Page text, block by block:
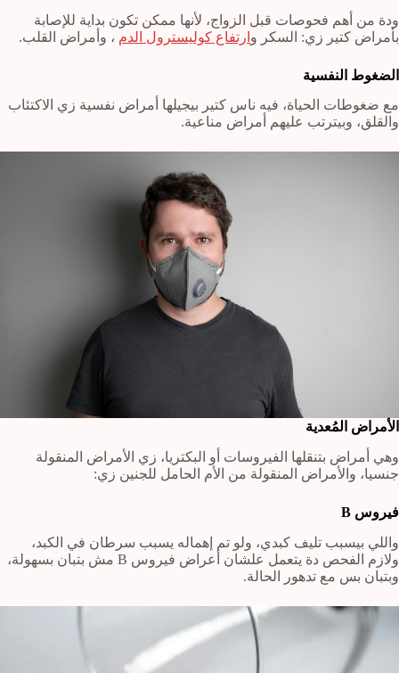
ودة من أهم فحوصات قبل الزواج، لأنها ممكن تكون بداية للإصابة
بأمراض كتير زي: السكر و ارتفاع كوليسترول الدم ، وأمراض القلب.
الضغوط النفسية
مع ضغوطات الحياة، فيه ناس كتير بيجيلها أمراض نفسية زي الاكتئاب
والقلق، وبيترتب عليهم أمراض مناعية.
الأمراض المُعدية
وهي أمراض بتنقلها الفيروسات أو البكتريا، زي الأمراض المنقولة
جنسيا، والأمراض المنقولة من الأم الحامل للجنين زي:
فيروس B
واللي بيسبب تليف كبدي، ولو تم إهماله يسبب سرطان في الكبد،
ولازم الفحص دة يتعمل علشان أعراض فيروس B مش بتبان بسهولة،
وبتبان بس مع تدهور الحالة.